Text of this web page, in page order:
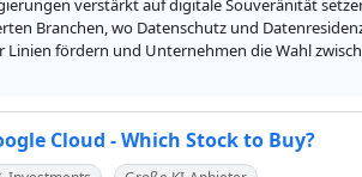
verstärkt auf digitale Souveränität
Branchen, wo Datenschutz und
fördern und Unternehmen die Wahl
Cloud - Which Stock to Buy?